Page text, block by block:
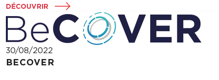
DÉCOUVRIR
30/08/2022
BECOVER